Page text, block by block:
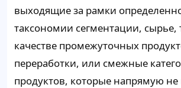
выходящие за рамки
таксономии сегментации, сырье,
качестве промежуточных
переработки, или смежные
продуктов, которые напрямую